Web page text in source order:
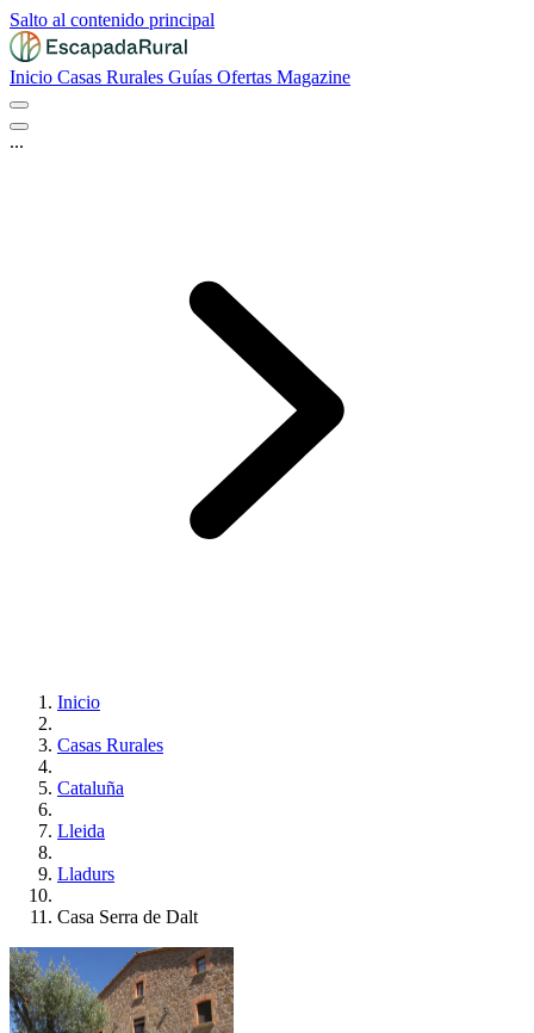
Salto al contenido principal
Inicio Casas Rurales Guías Ofertas Magazine
...
Inicio
Casas Rurales
Cataluña
Lleida
Lladurs
Casa Serra de Dalt